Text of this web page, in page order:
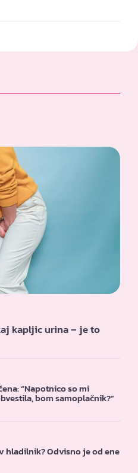
kapljic urina – je to
“Napotnico so mi
bom samoplačnik?”
hladilnik? Odvisno je od ene